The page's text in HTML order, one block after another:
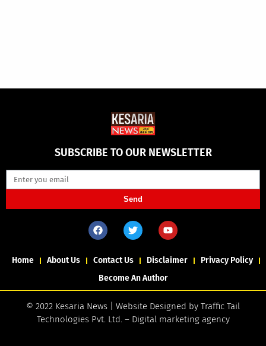
SUBSCRIBE TO OUR NEWSLETTER
Send
Home About Us Contact Us Disclaimer
Privacy Policy
Become An Author
© 2022 Kesaria News | Website Designed by Traffic Tail
Technologies Pvt. Ltd.– Digital marketing agency